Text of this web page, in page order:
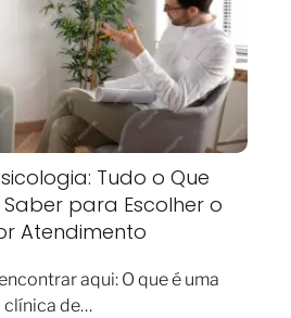
Tudo o Que
para Escolher o
Atendimento
aqui: O que é uma
clínica de…